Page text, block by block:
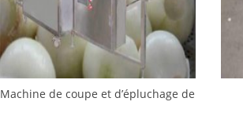
Machine de coupe et d’épluchage de